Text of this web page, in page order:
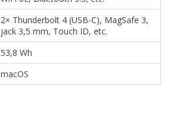
2× Thunderbolt 4 (USB-C), MagSafe 3,
jack 3,5 mm, Touch ID, etc.
53,8 Wh
macOS